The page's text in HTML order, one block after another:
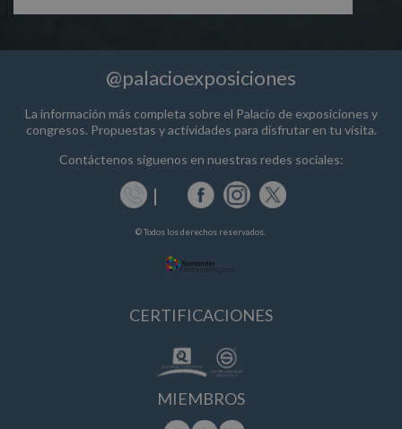
@palacioexposiciones
La información más completa sobre el Palacio de exposiciones y
congresos. Propuestas y actividades para disfrutar en tu visita.
Contáctenos siguenos en nuestras redes sociales:
© Todos los derechos reservados.
CERTIFICACIONES
MIEMBROS